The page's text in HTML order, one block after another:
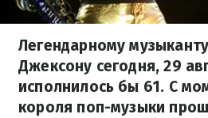
Легендарному
Джексону сегодня, 29
исполнилось бы 61. С
короля поп-музыки